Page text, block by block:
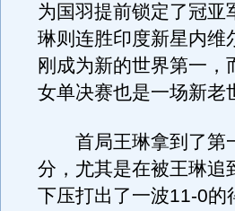
为国羽提前锁定了冠亚
琳则连胜印度新星内维
刚成为新的世界第一
女单决赛也是一场新老
首局王琳拿到了第
分，尤其是在被王琳追
下压打出了一波11-0的